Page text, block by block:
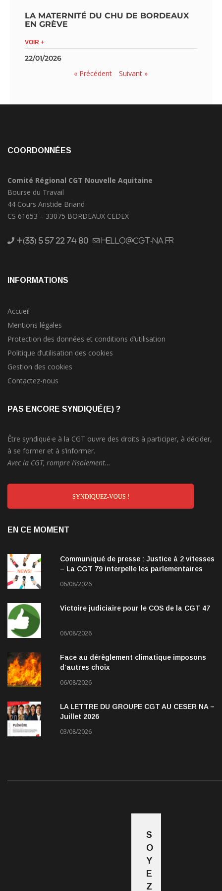
LA MATERNITÉ DU CHU DE BORDEAUX
EN GRÈVE
VOIR +
22/01/2026
« Précédent Suivant »
COORDONNÉES
Comité Régional CGT Nouvelle Aquitaine
Bourse du Travail
44 Cours Aristide Briand
CS 61653 – 33075 BORDEAUX CEDEX
+(33) 5 57 22 74 80 hello@cgt-na.fr
INFORMATIONS
Accueil
Mentions légales
Protection des données et conditions d’utilisation
Politique d’utilisation des cookies
Gestion des cookies
Contactez-nous
PAS ENCORE SYNDIQUÉ(E) ?
Être syndiqué·e à la CGT ouvre des droits à participer, à décider,
à se former et à s’informer.
Avec la CGT, rompre l’isolement…
SYNDIQUEZ-VOUS !
EN CE MOMENT
Communiqué de presse : Justice à 2 vitesses
– La CGT 79 interpelle les parlementaires
06/08/2026
Victoire judiciaire pour le COS de la CGT 47
06/08/2026
Face au dérèglement climatique imposons
d’autres choix
06/08/2026
LA LETTRE DU GROUPE CGT AU CESER NA –
Juillet 2026
03/08/2026
S
O
Y
E
Z